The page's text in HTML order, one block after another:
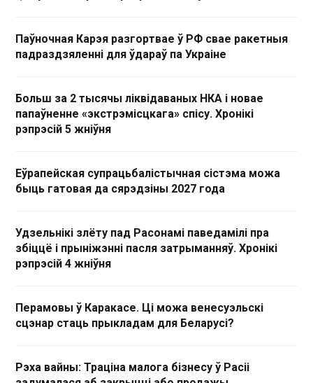
Паўночная Карэя разгортвае ў РФ свае ракетныя
падраздзяленні для ўдараў па Украіне
Больш за 2 тысячы ліквідаваных НКА і новае
папаўненне «экстрэмісцкага» спісу. Хронікі
рэпрэсій 5 жніўня
Еўрапейская супрацьбалістычная сістэма можа
быць гатовая да сярэдзіны 2027 года
Удзельнікі злёту пад Расонамі паведамілі пра
збіццё і прыніжэнні пасля затрыманняў. Хронікі
рэпрэсій 4 жніўня
Перамовы ў Каракасе. Ці можа венесуэльскі
сцэнар стаць прыкладам для Беларусі?
Рэха вайны: Траціна малога бізнесу ў Расіі